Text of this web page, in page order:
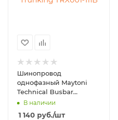
Шинопровод
однофазный Maytoni
Technical Busbar
Trunking TRX001-111B
В наличии
1 140 руб./шт